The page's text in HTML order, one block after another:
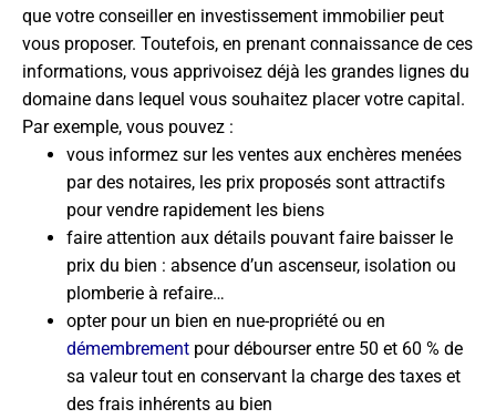
que votre conseiller en investissement immobilier peut
vous proposer. Toutefois, en prenant connaissance de ces
informations, vous apprivoisez déjà les grandes lignes du
domaine dans lequel vous souhaitez placer votre capital.
Par exemple, vous pouvez :
vous informez sur les ventes aux enchères menées
par des notaires, les prix proposés sont attractifs
pour vendre rapidement les biens
faire attention aux détails pouvant faire baisser le
prix du bien : absence d’un ascenseur, isolation ou
plomberie à refaire…
opter pour un bien en nue-propriété ou en
démembrement pour débourser entre 50 et 60 % de
sa valeur tout en conservant la charge des taxes et
des frais inhérents au bien